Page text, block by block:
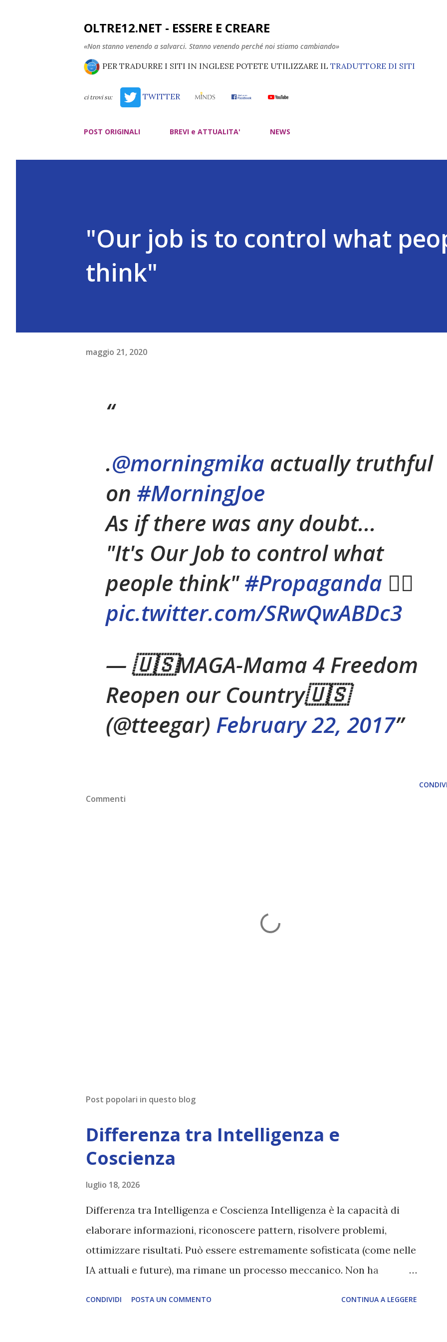
OLTRE12.NET - ESSERE E CREARE
«Non stanno venendo a salvarci. Stanno venendo perché noi stiamo cambiando»
PER TRADURRE I SITI IN INGLESE POTETE UTILIZZARE IL TRADUTTORE DI SITI
ci trovi su: TWITTER
POST ORIGINALI BREVI e ATTUALITA' NEWS
"Our job is to control what
think"
maggio 21, 2020
.@morningmika actually truthful
on #MorningJoe
As if there was any doubt...
"It's Our Job to control what
people think"#Propaganda 👇🏼
pic.twitter.com/SRwQwABDc3
— 🇺🇸MAGA-Mama 4 Freedom
Reopen our Country🇺🇸
(@tteegar) February 22, 2017
Commenti
Post popolari in questo blog
Differenza tra Intelligenza e
Coscienza
luglio 18, 2026
Differenza tra Intelligenza e Coscienza Intelligenza è la capacità di
elaborare informazioni, riconoscere pattern, risolvere problemi,
ottimizzare risultati. Può essere estremamente sofisticata (come nelle
IA attuali e future), ma rimane un processo meccanico. Non ha
CONDIVIDI POSTA UN COMMENTO CONTINUA A LEGGERE